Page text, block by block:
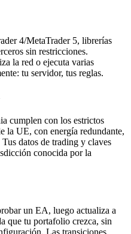
4/MetaTrader 5, librerías
sin restricciones.
la red o ejecuta varias
tu servidor, tus reglas.
cumplen con los estrictos
la UE, con energía redundante,
datos de trading y claves
conocida por la
un EA, luego actualiza a
que tu portafolio crezca, sin
Las transiciones